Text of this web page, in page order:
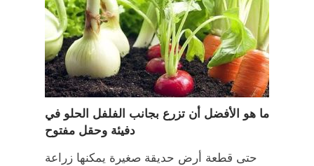
ما هو الأفضل أن تزرع بجانب الفلفل الحلو في
دفيئة وحقل مفتوح
حتى قطعة أرض حديقة صغيرة يمكنها زراعة